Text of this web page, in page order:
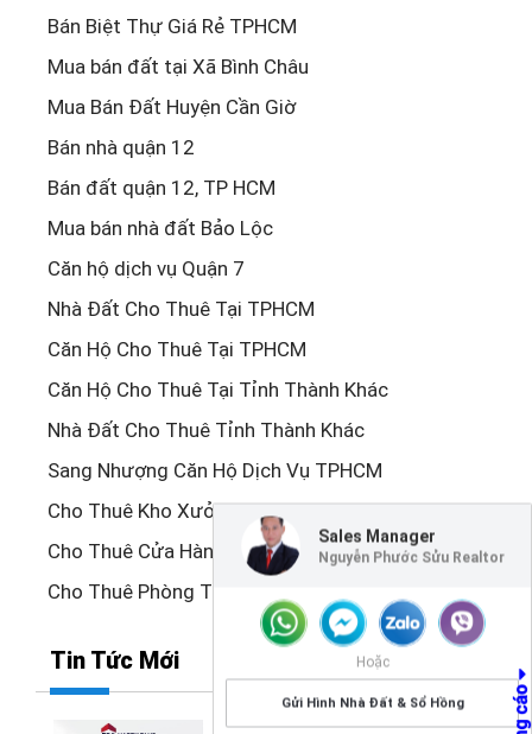
Bán Biệt Thự Giá Rẻ TPHCM
Mua bán đất tại Xã Bình Châu
Mua Bán Đất Huyện Cần Giờ
Bán nhà quận 12
Bán đất quận 12, TP HCM
Mua bán nhà đất Bảo Lộc
Căn hộ dịch vụ Quận 7
Nhà Đất Cho Thuê Tại TPHCM
Căn Hộ Cho Thuê Tại TPHCM
Căn Hộ Cho Thuê Tại Tỉnh Thành Khác
Nhà Đất Cho Thuê Tỉnh Thành Khác
Sang Nhượng Căn Hộ Dịch Vụ TPHCM
Cho Thuê Kho Xưởng TPHCM
Cho Thuê Cửa Hàng Tại Sài Gòn
Cho Thuê Phòng Trọ, Nhà Trọ Quận 7
Tin Tức Mới
GIA NHẬP ĐỘI NGŨ THẦN TỐC
Sales Manager
Nguyễn Phước Sửu Realtor
Hoặc
Gửi Hình Nhà Đất & Sổ Hồng